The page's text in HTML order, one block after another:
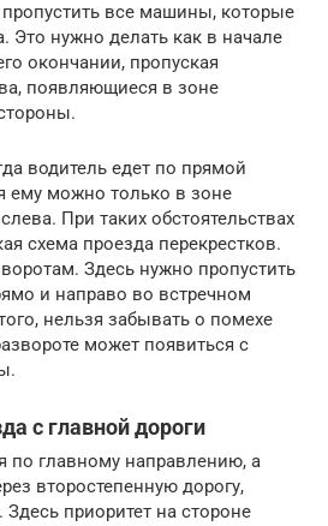
пропустить все машины, которые
Это нужно делать как в начале
окончании, пропуская
появляющиеся в зоне
водитель едет по прямой
ему можно только в зоне
При таких обстоятельствах
схема проезда перекрестков.
Здесь нужно пропустить
и направо во встречном
нельзя забывать о помехе
может появиться с
с главной дороги
по главному направлению, а
второстепенную дорогу,
приоритет на стороне